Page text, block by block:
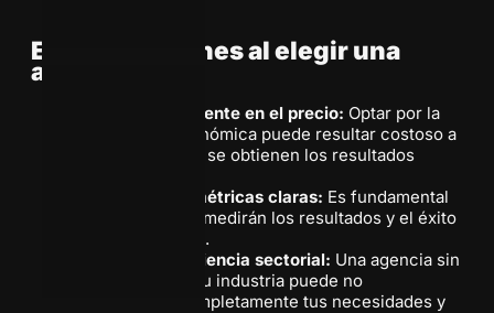
Errores comunes al elegir una
agencia
Basarse únicamente en el precio: Optar por la
opción más económica puede resultar costoso a
largo plazo si no se obtienen los resultados
No establecer métricas claras: Es fundamental
definir cómo se medirán los resultados y el éxito
de las campañas.
Ignorar la experiencia sectorial: Una agencia sin
experiencia en tu industria puede no
comprender completamente tus necesidades y